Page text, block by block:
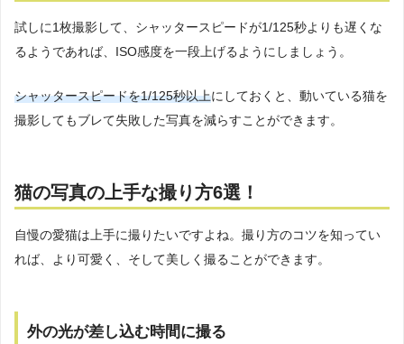
試しに1枚撮影して、シャッタースピードが1/125秒よりも遅くな
るようであれば、ISO感度を一段上げるようにしましょう。
シャッタースピードを1/125秒以上にしておくと、動いている猫を
撮影してもブレて失敗した写真を減らすことができます。
猫の写真の上手な撮り方6選！
自慢の愛猫は上手に撮りたいですよね。撮り方のコツを知ってい
れば、より可愛く、そして美しく撮ることができます。
外の光が差し込む時間に撮る